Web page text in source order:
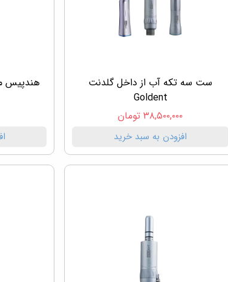
ست سه تکه آب از داخل گلدنت
Goldent
۳۸,۵۰۰,۰۰۰ تومان
افزودن به سبد خرید
هندپیس